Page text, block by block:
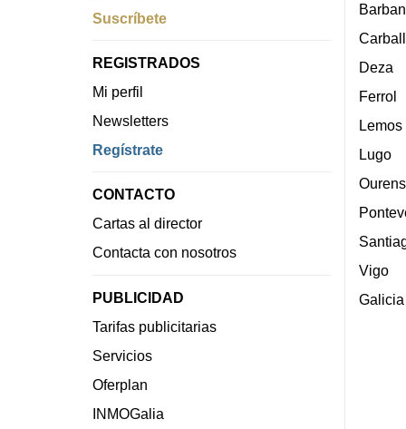
Suscríbete
REGISTRADOS
Mi perfil
Newsletters
Regístrate
CONTACTO
Cartas al director
Contacta con nosotros
PUBLICIDAD
Tarifas publicitarias
Servicios
Oferplan
INMOGalia
Deza
Ferrol
Lemos
Lugo
Vigo